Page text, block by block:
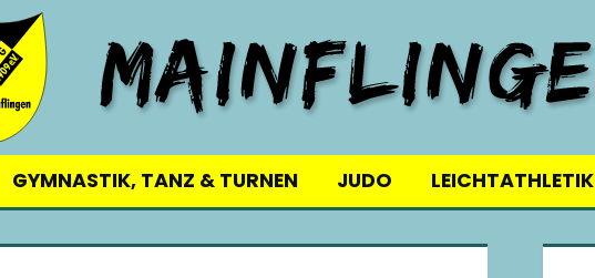
GYMNASTIK, TANZ & TURNEN JUDO LEICHTATHLETIK